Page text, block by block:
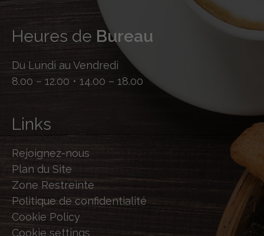
Heures de Bureau
Du Lundi au Vendredi
8.00 – 12.00 • 14.00 – 18.00
Links
Rejoignez-nous
Plan du Site
Zone Restreinte
Politique de confidentialité
Cookie Policy
Cookie settings